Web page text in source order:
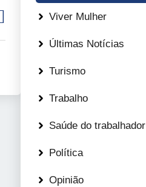
Viver Mulher
Últimas Notícias
Turismo
Trabalho
Saúde do trabalhador
Política
Opinião